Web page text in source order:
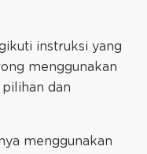
instruksi yang
menggunakan
dan
menggunakan